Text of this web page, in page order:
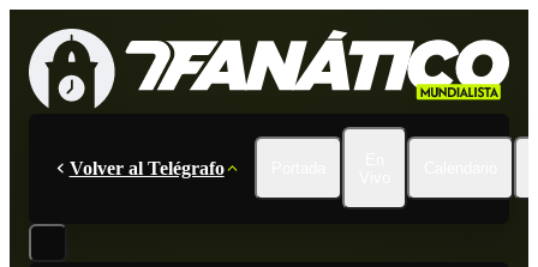
Volver al Telégrafo